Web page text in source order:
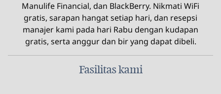
Manulife Financial, dan BlackBerry. Nikmati WiFi
gratis, sarapan hangat setiap hari, dan resepsi
manajer kami pada hari Rabu dengan kudapan
gratis, serta anggur dan bir yang dapat dibeli.
Fasilitas kami